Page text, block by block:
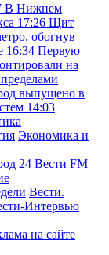
В Нижнем
17:26 Щит
обогнув
16:34 Первую
на
выпущено в
14:03
Экономика и
24 Вести FM
Вести.
Интервью
на сайте